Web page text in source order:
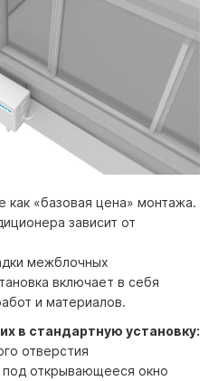
как «базовая цена» монтажа.
зависит от
межблочных
включает в себя
и материалов.
в стандартную установку:
отверстия
открывающееся окно